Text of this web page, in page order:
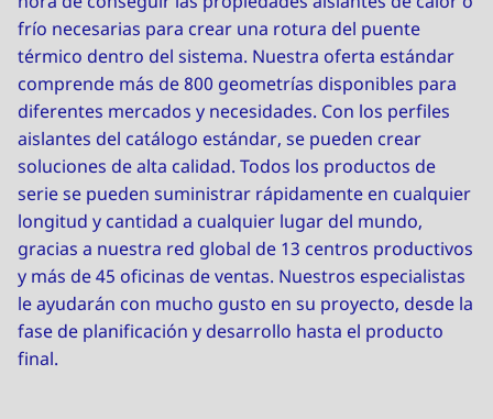
frío necesarias para crear una rotura del puente
térmico dentro del sistema. Nuestra oferta estándar
comprende más de 800 geometrías disponibles para
diferentes mercados y necesidades. Con los perfiles
aislantes del catálogo estándar, se pueden crear
soluciones de alta calidad. Todos los productos de
serie se pueden suministrar rápidamente en cualquier
longitud y cantidad a cualquier lugar del mundo,
gracias a nuestra red global de 13 centros productivos
y más de 45 oficinas de ventas. Nuestros especialistas
le ayudarán con mucho gusto en su proyecto, desde la
fase de planificación y desarrollo hasta el producto
final.